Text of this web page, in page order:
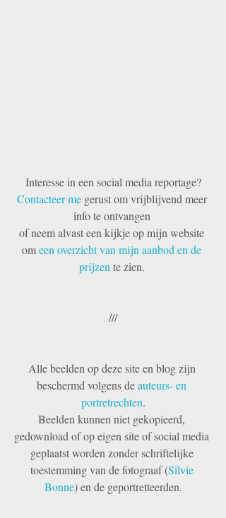
Interesse in een social media reportage?
Contacteer me gerust om vrijblijvend meer
info te ontvangen
of neem alvast een kijkje op mijn website
om een overzicht van mijn aanbod en de
prijzen te zien.
///
Alle beelden op deze site en blog zijn
beschermd volgens de auteurs- en
portretrechten.
Beelden kunnen niet gekopieerd,
gedownload of op eigen site of social media
geplaatst worden zonder schriftelijke
toestemming van de fotograaf (Silvie
Bonne) en de geportretteerden.